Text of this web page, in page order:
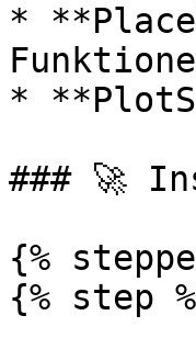
*
*
### 🚀
{%
{% step